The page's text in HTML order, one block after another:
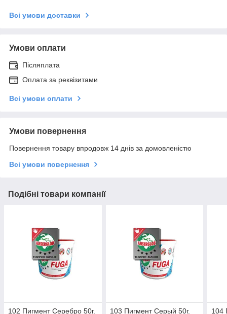
Всі умови доставки
Умови оплати
Післяплата
Оплата за реквізитами
Всі умови оплати
Умови повернення
Повернення товару впродовж 14 днів за домовленістю
Всі умови повернення
Подібні товари компанії
102 Пигмент Серебро 50г. 103 Пигмент Серый 50г. 104